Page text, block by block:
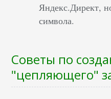
Яндекс.Директ,
символа.
Советы по
"цепляющего"